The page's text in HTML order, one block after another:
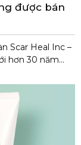
được bán
Scar Heal Inc –
hơn 30 năm
gia da liễu